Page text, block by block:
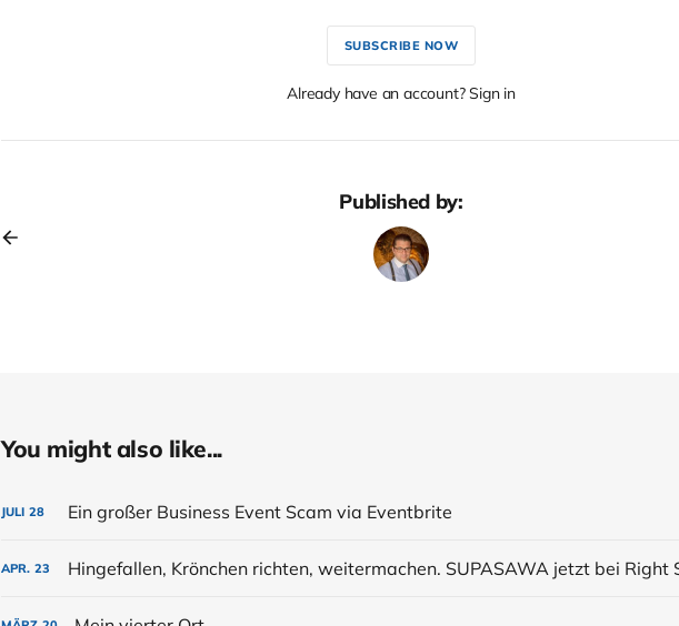
SUBSCRIBE NOW
Already have an account? Sign in
Published by:
You might also like...
JULI 28 Ein großer Business Event Scam via Eventbrite
APR. 23